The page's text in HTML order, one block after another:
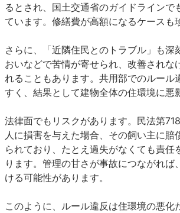
るとされ、国土交通省のガイドラインで
ています。修繕費が高額になるケースも
さらに、「近隣住民とのトラブル」も深
おいなどで苦情が寄せられ、改善されな
れることもあります。共用部でのルール
すく、結果として建物全体の住環境に悪
法律面でもリスクがあります。民法第
人に損害を与えた場合、その飼い主に賠
られており、たとえ過失がなくても責任
ります。管理の甘さが事故につながれば
ける可能性があります。
このように、ルール違反は住環境の悪化